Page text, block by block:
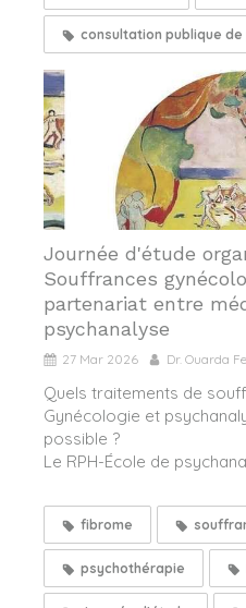
consultation publique
Journée d'étude
Souffrances
partenariat entre
psychanalyse
27 Mar 2026 Dr. Ouarda
Quels traitements de
Gynécologie et
possible ?
Le RPH-École de
fibrome
psychothérapie